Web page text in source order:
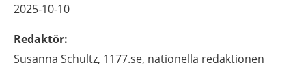
2025-10-10
Redaktör:
Susanna Schultz, 1177.se, nationella redaktionen